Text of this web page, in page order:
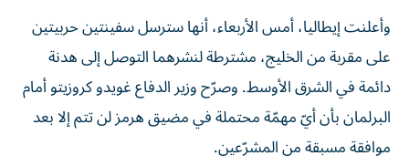
وأعلنت إيطاليا، أمس الأربعاء، أنها سترسل سفينتين حربيتين
على مقربة من الخليج، مشترطة لنشرهما التوصل إلى هدنة
دائمة في الشرق الأوسط. وصرّح وزير الدفاع غويدو كروزيتو أمام
البرلمان بأن أيّ مهمّة محتملة في مضيق هرمز لن تتم إلا بعد
موافقة مسبقة من المشرّعين.